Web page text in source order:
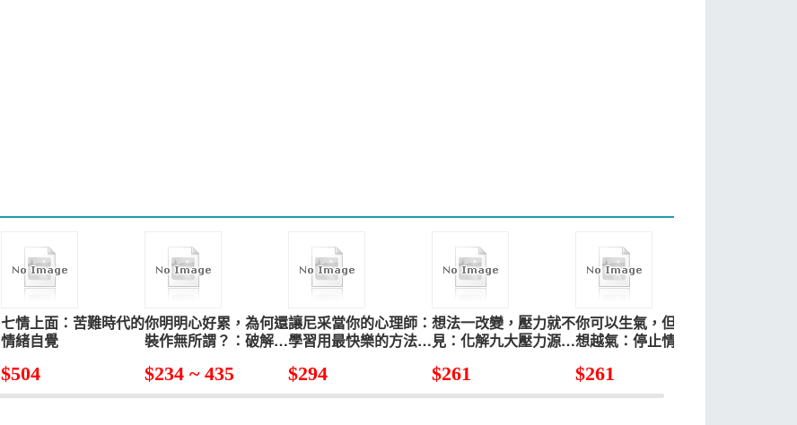
七情上面：苦難時代的
情緒自覺
$504
你明明心好累，為何還
裝作無所謂？：破解你
接納自己內在真實需要
$234 ~ 435
讓尼采當你的心理師：
學習用最快樂的方法享
此不再被情緒左右
$294
想法一改變，壓力就不
見：化解九大壓力源，
$261
你可以生氣，但不要越
想越氣：停止情緒化思
從此擺脫「地雷型」人
設!
$261